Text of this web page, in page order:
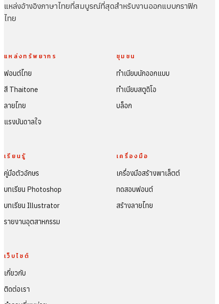
แหล่งอ้างอิงภาษาไทยที่สมบูรณ์ที่สุดสำหรับงานออกแบบกราฟิก
ไทย
แหล่งทรัพยากร
ฟอนต์ไทย
สี Thaitone
ลายไทย
แรงบันดาลใจ
ชุมชน
ทำเนียบนักออกแบบ
ทำเนียบสตูดิโอ
บล็อก
เรียนรู้
คู่มือตัวอักษร
บทเรียน Photoshop
บทเรียน Illustrator
รายงานอุตสาหกรรม
เครื่องมือ
เครื่องมือสร้างพาเล็ตต์
ทดสอบฟอนต์
สร้างลายไทย
เว็บไซต์
เกี่ยวกับ
ติดต่อเรา